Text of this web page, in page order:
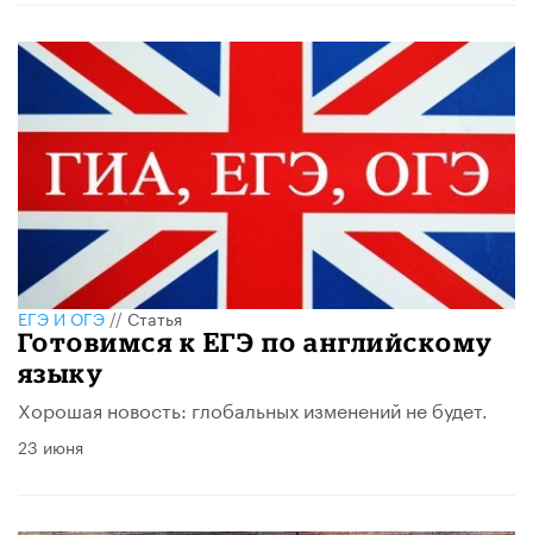
ЕГЭ И ОГЭ//Статья
Готовимся к ЕГЭ по английскому
языку
Хорошая новость: глобальных изменений не будет.
23 июня